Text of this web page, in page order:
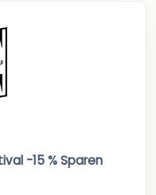
-15 % Sparen